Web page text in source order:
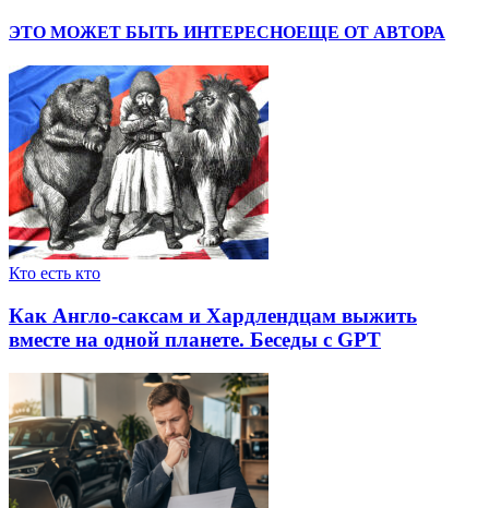
ЭТО МОЖЕТ БЫТЬ ИНТЕРЕСНОЕЩЕ ОТ АВТОРА
Кто есть кто
Как Англо-саксам и Хардлендцам выжить
вместе на одной планете. Беседы с GPT